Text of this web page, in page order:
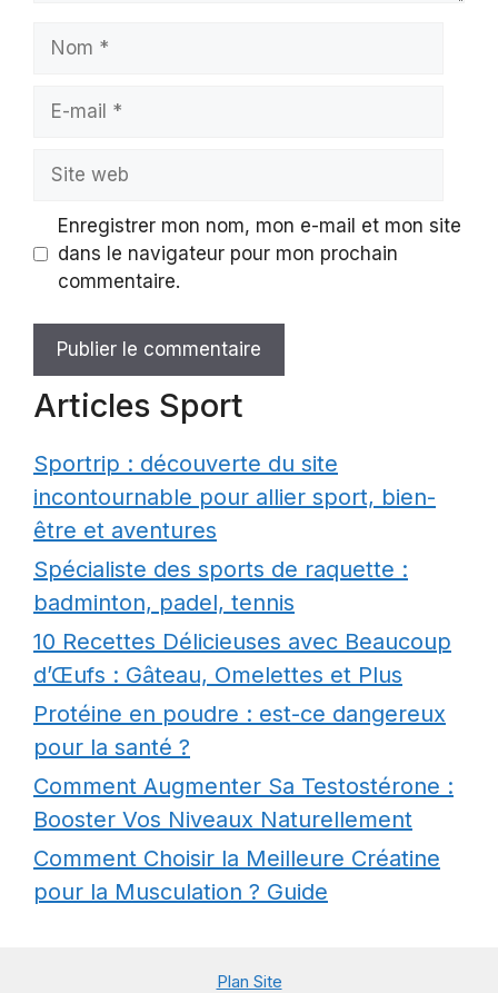
mail
web
Enregistrer mon nom, mon e-mail et mon site
dans le navigateur pour mon prochain
commentaire.
Articles Sport
Sportrip : découverte du site
incontournable pour allier sport, bien-
être et aventures
Spécialiste des sports de raquette :
badminton, padel, tennis
10 Recettes Délicieuses avec Beaucoup
d’Œufs : Gâteau, Omelettes et Plus
Protéine en poudre : est-ce dangereux
pour la santé ?
Comment Augmenter Sa Testostérone :
Booster Vos Niveaux Naturellement
Comment Choisir la Meilleure Créatine
pour la Musculation ? Guide
Plan Site